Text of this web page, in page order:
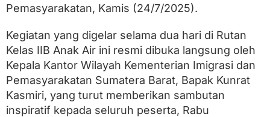
e
a
h
a
n
S
a
t
y
Pemasyarakatan, Kamis (24/7/2025).
Kegiatan yang digelar selama dua hari di Rutan
Kelas IIB Anak Air ini resmi dibuka langsung oleh
Kepala Kantor Wilayah Kementerian Imigrasi dan
Pemasyarakatan Sumatera Barat, Bapak Kunrat
Kasmiri, yang turut memberikan sambutan
inspiratif kepada seluruh peserta, Rabu